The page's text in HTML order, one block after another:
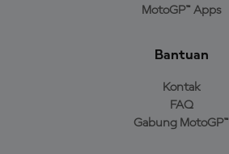
MotoGP™ Apps
Bantuan
Kontak
FAQ
Gabung MotoGP™